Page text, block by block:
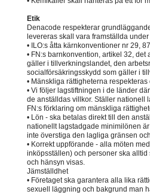
Etik
Denacode respekterar
levereras skall vara framställda
• ILO:s åtta kärnkonventioner nr 29,
• FN:s barnkonvention, artikel 32,
gäller i tillverkningslandet, den
socialförsäkringsskydd som gäller i
• Mänskliga rättigheterna
• Vi följer lagstiftningen i de länder
de anställdas villkor. Ställer nationell
FN:s förklaring om mänskliga
• Lön - ska betalas direkt till den
nationellt lagstadgade minimilönen
inte överstiga den lagliga gränsen
• Korrekt uppförande - alla möten
inköpsställen) och personer ska
och hänsyn visas.
Jämställdhet
• Företaget ska garantera alla lika
sexuell läggning och bakgrund man